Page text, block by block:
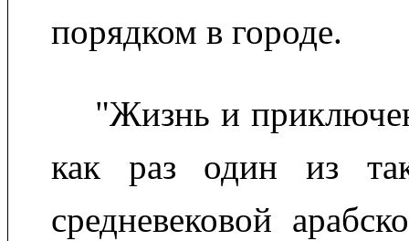
порядком в городе.
"Жизнь и
как раз один из
средневековой